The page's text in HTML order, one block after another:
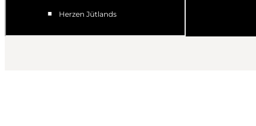
LEGOLAND® Billund Resort
■ Herzen Jütlands